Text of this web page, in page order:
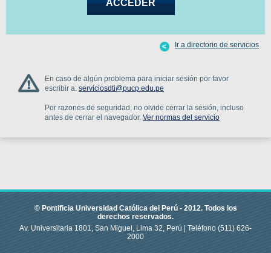
En caso de algún problema para iniciar sesión por favor
escribir a: serviciosdti@pucp.edu.pe
Por razones de seguridad, no olvide cerrar la sesión, incluso
antes de cerrar el navegador. Ver normas del servicio
Ir a directorio de servicios
© Pontificia Universidad Católica del Perú -2012.Todos los
derechos reservados.
Av. Universitaria 1801, San Miguel, Lima 32, Perú |Teléfono(511) 626-
2000